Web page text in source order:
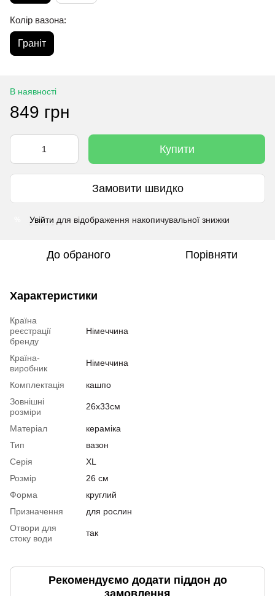
Колір вазона:
Граніт
В наявності
849 грн
Купити
Замовити швидко
Увійти для відображення накопичувальної знижки
До обраного Порівняти
Характеристики
Країна
реєстрації
бренду
Німеччина
Країна-
виробник
Німеччина
Комплектація
кашпо
Зовнішні
розміри
26х33см
Матеріал
кераміка
Тип
вазон
Серія
XL
Розмір
26 см
Форма
круглий
Призначення
для рослин
Отвори для
стоку води
так
Рекомендуємо додати піддон до
замовлення